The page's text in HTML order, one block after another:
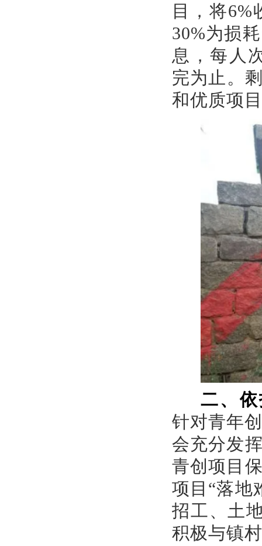
目，将
30%为损
息，每人
完为止。
和优质项
二、
针对青年
会充分发
青创项目
项目“落地
招工、土
积极与镇